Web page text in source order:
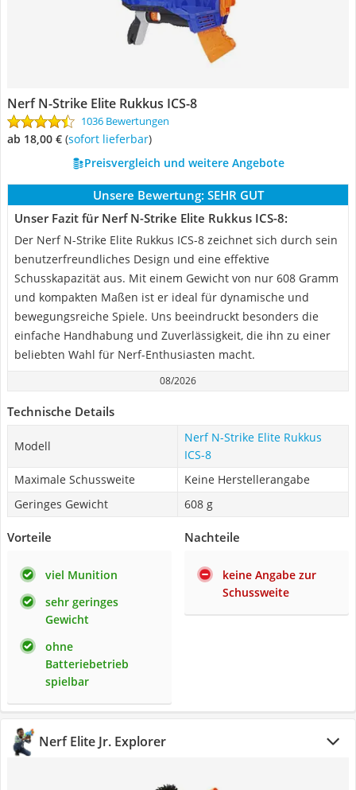
Nerf N-Strike Elite Rukkus ICS-8
1036 Bewertungen
ab 18,00 € ( Sofort lieferbar)
Preisvergleich und weitere Angebote
Unsere Bewertung: SEHR GUT
Unser Fazit für Nerf N-Strike Elite Rukkus ICS-8:
Der Nerf N-Strike Elite Rukkus ICS-8 zeichnet sich durch sein
benutzerfreundliches Design und eine effektive
Schusskapazität aus. Mit einem Gewicht von nur 608 Gramm
und kompakten Maßen ist er ideal für dynamische und
bewegungsreiche Spiele. Uns beeindruckt besonders die
einfache Handhabung und Zuverlässigkeit, die ihn zu einer
beliebten Wahl für Nerf-Enthusiasten macht.
08/2026
Technische Details
Modell
Nerf N-Strike Elite Rukkus
ICS-8
Maximale Schussweite
Keine Herstellerangabe
Geringes Gewicht
608 g
Vorteile
viel Munition
sehr geringes
Gewicht
ohne
Batteriebetrieb
spielbar
Nachteile
keine Angabe zur
Schussweite
Nerf Elite Jr. Explorer